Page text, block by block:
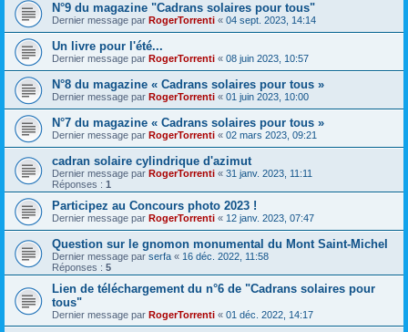
N°9 du magazine "Cadrans solaires pour tous"
Dernier message par RogerTorrenti « 04 sept. 2023, 14:14
Un livre pour l'été...
Dernier message par RogerTorrenti « 08 juin 2023, 10:57
N°8 du magazine « Cadrans solaires pour tous »
Dernier message par RogerTorrenti « 01 juin 2023, 10:00
N°7 du magazine « Cadrans solaires pour tous »
Dernier message par RogerTorrenti « 02 mars 2023, 09:21
cadran solaire cylindrique d'azimut
Dernier message par RogerTorrenti « 31 janv. 2023, 11:11
Réponses : 1
Participez au Concours photo 2023 !
Dernier message par RogerTorrenti « 12 janv. 2023, 07:47
Question sur le gnomon monumental du Mont Saint-Michel
Dernier message par serfa « 16 déc. 2022, 11:58
Réponses : 5
Lien de téléchargement du n°6 de "Cadrans solaires pour
tous"
Dernier message par RogerTorrenti « 01 déc. 2022, 14:17